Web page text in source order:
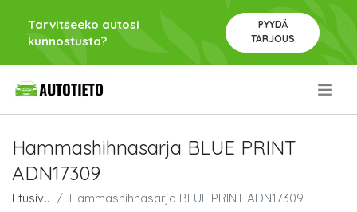
Tarvitseeko autosi
kunnostusta?
PYYDÄ
TARJOUS
Hammashihnasarja BLUE PRINT
ADN17309
Etusivu Hammashihnasarja BLUE PRINT ADN17309